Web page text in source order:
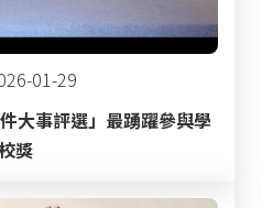
01-29
大事評選」最踴躍參與學
獎